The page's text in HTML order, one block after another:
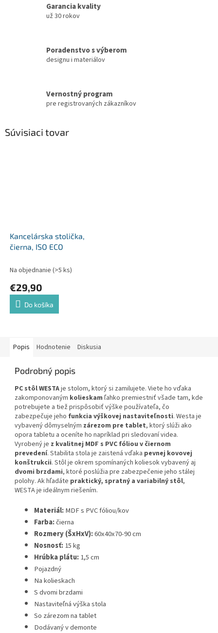
Garancia kvality
už 30 rokov
Poradenstvo s výberom
designu i materiálov
Vernostný program
pre registrovaných zákazníkov
Súvisiaci tovar
Kancelárska stolička,
čierna, ISO ECO
Na objednanie (>5 ks)
€29,90
Do košíka
Popis Hodnotenie Diskusia
Podrobný popis
PC stôl WESTAje stolom, ktorý si zamilujete. Viete ho vďaka
zakomponovaným kolieskam ľahko premiestniť všade tam, kde
potrebujete a tiež prispôsobiť výške používateľa, čo
zabezpečuje jeho funkcia výškovej nastaviteľnosti. Westa je
vybavený dômyselným zárezom pre tablet, ktorý slúži ako
opora tabletu a oceníte ho napríklad pri sledovaní videa.
Vyrobený je z kvalitnej MDF s PVC fóliou v čiernom
prevedení. Stabilita stola je zaistená vďaka pevnej kovovej
konštrukcii. Stôl je okrem spomínaných koliesok vybavený aj
dvomi brzdami, ktoré poslúžia pre zabezpečenie jeho stálej
polohy. Ak hľadáte praktický, spratný a variabilný stôl,
WESTA je ideálnym riešením.
Materiál:MDF s PVC fóliou/kov
Farba:čierna
Rozmery (ŠxHxV):60x40x70-90 cm
Nosnosť:15 kg
Hrúbka plátu:1,5 cm
Pojazdný
Na kolieskach
S dvomi brzdami
Nastaviteľná výška stola
So zárezom na tablet
Dodávaný v demonte